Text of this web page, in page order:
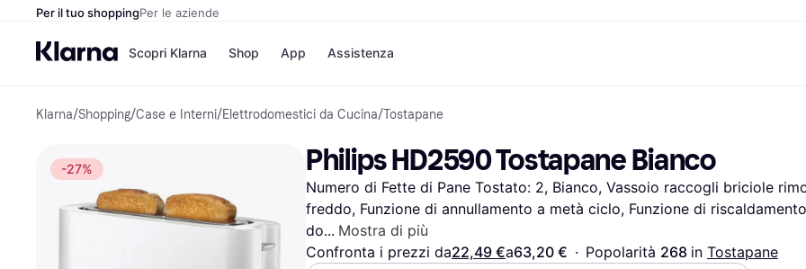
Per il tuo shoppingPer le aziende
Scopri Klarna
Opzioni di pagamento
Paga ora
Paga in 3 rate
Paga dopo 30 giorni
Finanziamento
Acquisti e ricompense
Esplora i negozi
Abbonamento
Saldo
Conto di risparmio
Deposito flessibile
Conto deposito vincolato
Shop
Negozi
Unieuro
Media World
eBay
Zalando
Acquista e confronta i prezzi
Salute & Bellezza
Abbigliamento
Giocattoli
Case e Interni
Audio e Video
Informatica
Telefoni & Wearable
Bambini e Famiglia
Trasporti Motorizzati
Giardino e Patio
Elettrodomestici
Libri, Film e Musica
App Assistenza
Klarna/Shopping/Case e Interni/Elettrodomestici da Cucina/Tostapane
-27% Philips HD2590 Tostapane Bianco
Numero di Fette di Pane Tostato: 2, Bianco, Vassoio raccogli briciole
freddo, Funzione di annullamento a metà ciclo, Funzione di
do
Mostra di più
Confronta i prezzi da22,49 €a63,20 € · Popolarità 268 in Tostapane